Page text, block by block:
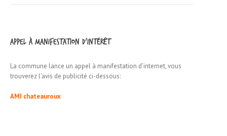
Appel à manifestation d’intérêt
La commune lance un appel à manifestation d’internet, vous
trouverez l’avis de publicité ci-dessous:
AMI chateauroux